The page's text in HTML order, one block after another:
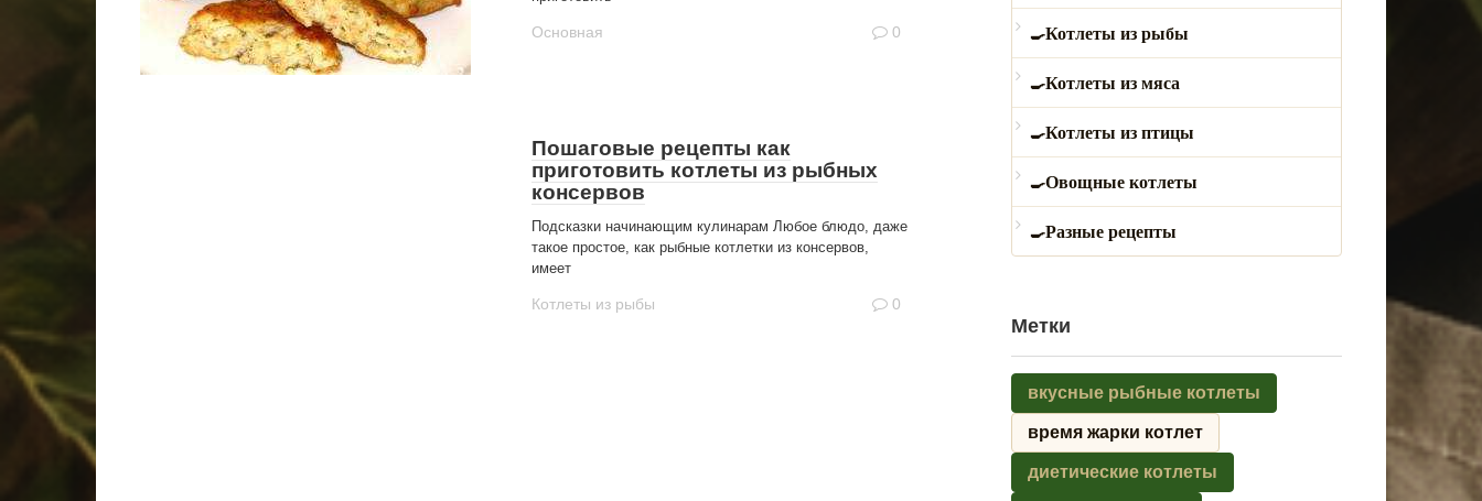
Основная 0
Пошаговые рецепты как
приготовить котлеты из рыбных
консервов
Подсказки начинающим кулинарам Любое блюдо, даже
такое простое, как рыбные котлетки из консервов,
имеет
Котлеты из рыбы 0
Котлеты из рыбы
Котлеты из мяса
Котлеты из птицы
Овощные котлеты
Разные рецепты
Метки
вкусные рыбные котлеты
время жарки котлет
диетические котлеты